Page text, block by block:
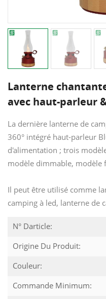
Lanterne
avec haut-parleur
La dernière lanterne de
360° intégré haut-parleur
d'alimentation ; trois
modèle dimmable, modèle
Il peut être utilisé comme
camping à led, lanterne de
N° Darticle:
Origine Du Produit:
Couleur:
Commande Minimum: